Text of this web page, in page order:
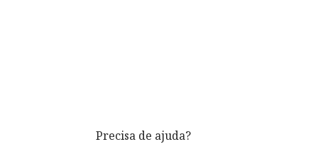
Precisa de ajuda?